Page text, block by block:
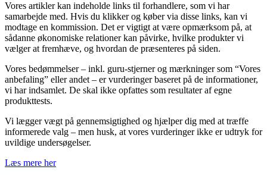
Vores artikler kan indeholde links til forhandlere, som vi har
samarbejde med. Hvis du klikker og køber via disse links, kan vi
modtage en kommission. Det er vigtigt at være opmærksom på, at
sådanne økonomiske relationer kan påvirke, hvilke produkter vi
vælger at fremhæve, og hvordan de præsenteres på siden.
Vores bedømmelser – inkl. guru-stjerner og mærkninger som “Vores
anbefaling” eller andet – er vurderinger baseret på de informationer,
vi har indsamlet. De skal ikke opfattes som resultater af egne
produkttests.
Vi lægger vægt på gennemsigtighed og hjælper dig med at træffe
informerede valg – men husk, at vores vurderinger ikke er udtryk for
uvildige undersøgelser.
Læs mere her